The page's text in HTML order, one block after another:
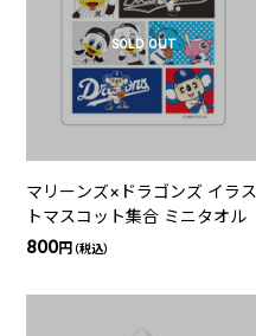
SOLD OUT
マリーンズ×ドラゴンズ イラス
トマスコット集合 ミニタオル
800円（税込）